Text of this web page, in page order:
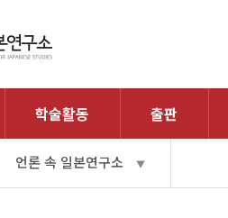
학술활동 출판
언론 속 일본연구소 ▼